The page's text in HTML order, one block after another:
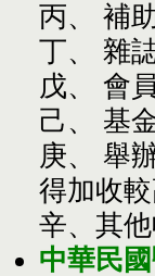
丙、 補
丁、 雜
戊、 會
己、 基
庚、 舉
得加收
辛、其
中華民